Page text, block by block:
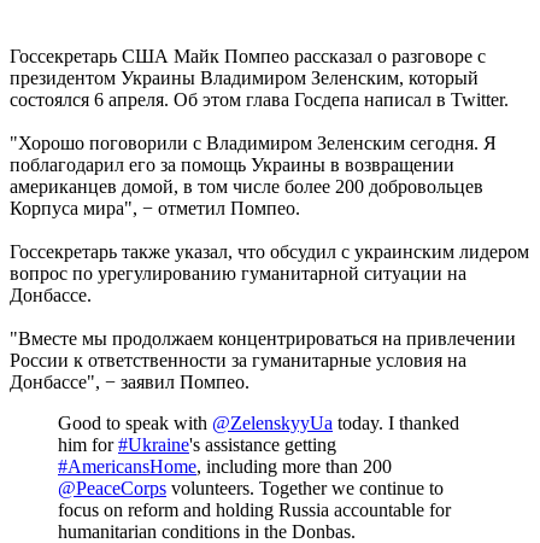
Госсекретарь США Майк Помпео рассказал о разговоре с
президентом Украины Владимиром Зеленским, который
состоялся 6 апреля. Об этом глава Госдепа написал в Twitter.
"Хорошо поговорили с Владимиром Зеленским сегодня. Я
поблагодарил его за помощь Украины в возвращении
американцев домой, в том числе более 200 добровольцев
Корпуса мира", − отметил Помпео.
Госсекретарь также указал, что обсудил с украинским лидером
вопрос по урегулированию гуманитарной ситуации на
Донбассе.
"Вместе мы продолжаем концентрироваться на привлечении
России к ответственности за гуманитарные условия на
Донбассе", − заявил Помпео.
Good to speak with @ZelenskyyUa today. I thanked
him for#Ukraine's assistance getting
#AmericansHome, including more than 200
@PeaceCorps volunteers. Together we continue to
focus on reform and holding Russia accountable for
humanitarian conditions in the Donbas.